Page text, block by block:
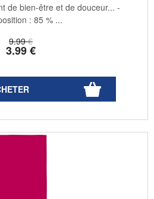
9.99 €
3.99€
de bien-être et de douceur... -
: 85 % ...